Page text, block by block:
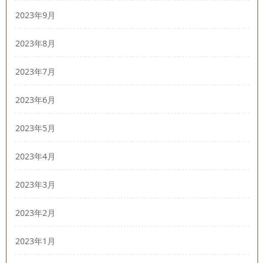
2023年9月
2023年8月
2023年7月
2023年6月
2023年5月
2023年4月
2023年3月
2023年2月
2023年1月